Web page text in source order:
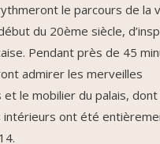
le parcours de la
du 20ème siècle,
Pendant près de 45
admirer les merveilles
le mobilier du palais,
intérieurs ont été